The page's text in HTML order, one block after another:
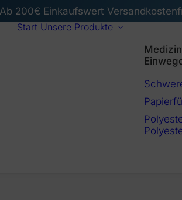
200€ Einkaufswert
Start Unsere Produkte